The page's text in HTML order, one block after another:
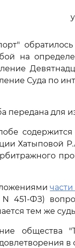
на
Суда по
передана для
Хатыповой
части
N 451-ФЗ)
тем же